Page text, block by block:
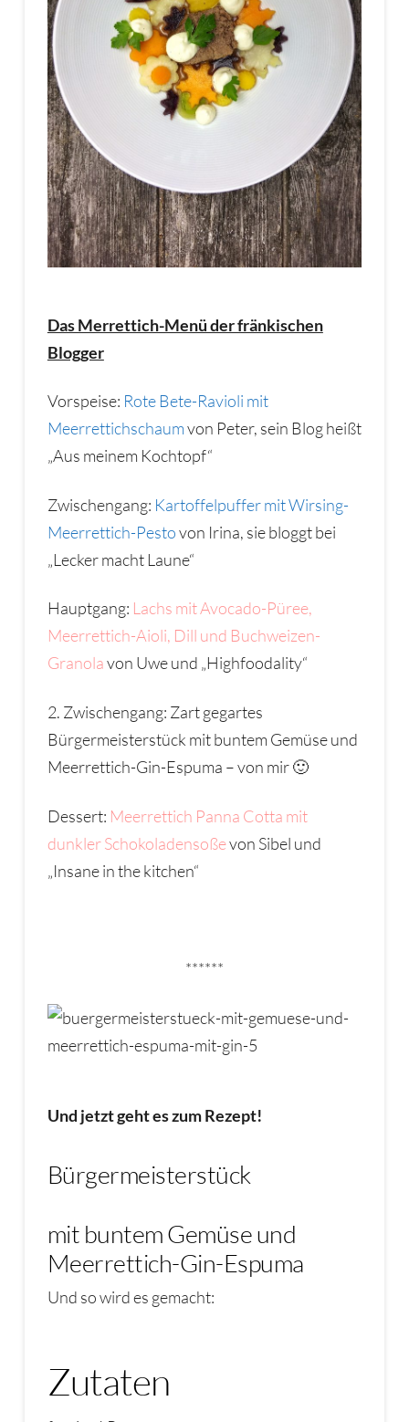
Das Merrettich-Menü der fränkischen
Blogger
Vorspeise: Rote Bete-Ravioli mit
Meerrettichschaumvon Peter, sein Blog heißt
„Aus meinem Kochtopf“
Zwischengang: Kartoffelpuffer mit Wirsing-
Meerrettich-Pestovon Irina, sie bloggt bei
„Lecker macht Laune“
Hauptgang: Lachs mit Avocado-Püree,
Meerrettich-Aioli, Dill und Buchweizen-
Granolavon Uwe und „Highfoodality“
2. Zwischengang: Zart gegartes
Bürgermeisterstück mit buntem Gemüse und
Meerrettich-Gin-Espuma – von mir 🙂
Dessert: Meerrettich Panna Cotta mit
dunkler Schokoladensoßevon Sibel und
„Insane in the kitchen“
******
Und jetzt geht es zum Rezept!
Bürgermeisterstück
mit buntem Gemüse und
Meerrettich-Gin-Espuma
Und so wird es gemacht:
Zutaten